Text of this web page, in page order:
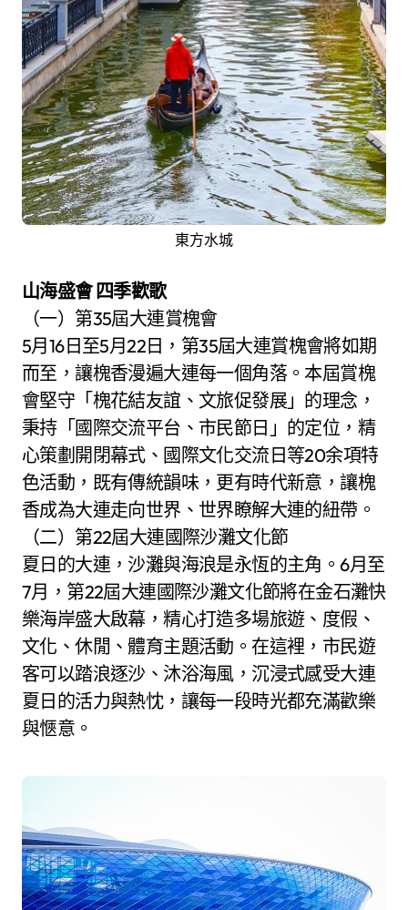
東方水城
山海盛會 四季歡歌
（一）第35屆大連賞槐會
5月16日至5月22日，第35屆大連賞槐會將如期
而至，讓槐香漫遍大連每一個角落。本屆賞槐
會堅守「槐花結友誼、文旅促發展」的理念，
秉持「國際交流平台、市民節日」的定位，精
心策劃開閉幕式、國際文化交流日等20余項特
色活動，既有傳統韻味，更有時代新意，讓槐
香成為大連走向世界、世界瞭解大連的紐帶。
（二）第22屆大連國際沙灘文化節
夏日的大連，沙灘與海浪是永恆的主角。6月至
7月，第22屆大連國際沙灘文化節將在金石灘快
樂海岸盛大啟幕，精心打造多場旅遊、度假、
文化、休閒、體育主題活動。在這裡，市民遊
客可以踏浪逐沙、沐浴海風，沉浸式感受大連
夏日的活力與熱忱，讓每一段時光都充滿歡樂
與愜意。